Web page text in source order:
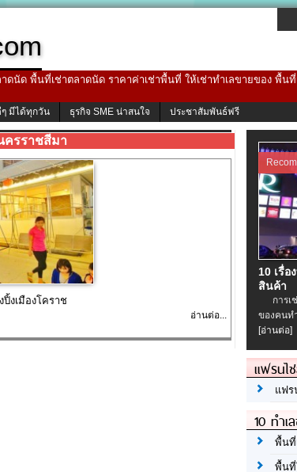
นัด พื้นที่เช่าตลาดนัด ราคาค่าเช่าพื้นที่ ให้เช่าทำเลขายของ พื้น
ๆ มีได้ทุกวัน ธุรกิจ SME น่าสนใจ ประชาสัมพันธ์ฟรี
ครราชสีมา
งเมืองโคราช
อ่านต่อ...
10 เรื่
สินค้า
การเช่
ของคนท
[อ่านต่อ]
แฟรนไ
แฟร
10 ทำ
พื้นที่
พื้นที่